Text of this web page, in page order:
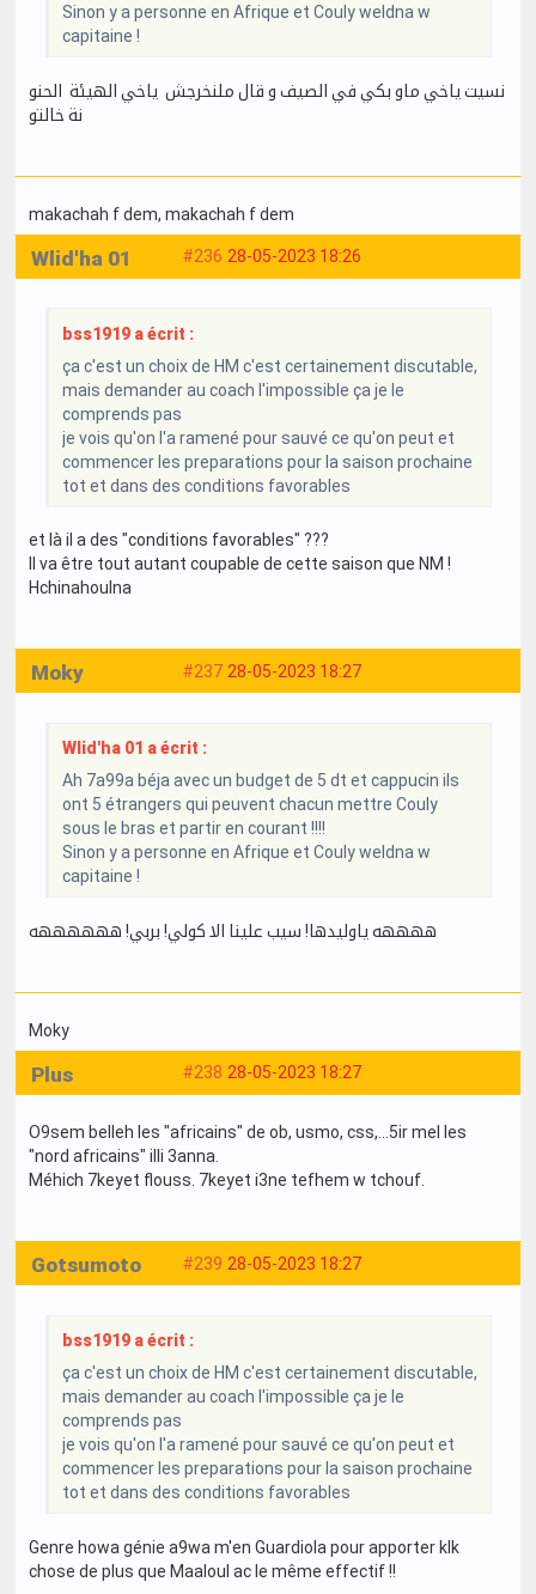
Sinon y a personne en Afrique et Couly weldna w
capitaine !
نسيت ياخي ماو بكي في الصيف و قال ملنخرجش ياخي الهيئة الحنو
نة خالتو
makachah f dem, makachah f dem
#236 28-05-2023 18:26
Wlid'ha 01
bss1919 a écrit :
ça c'est un choix de HM c'est certainement discutable,
mais demander au coach l'impossible ça je le
comprends pas
je vois qu'on l'a ramené pour sauvé ce qu'on peut et
commencer les preparations pour la saison prochaine
tot et dans des conditions favorables
et là il a des "conditions favorables" ???
Il va être tout autant coupable de cette saison que NM !
Hchinahoulna
#237 28-05-2023 18:27
Moky
Wlid'ha 01 a écrit :
Ah 7a99a béja avec un budget de 5 dt et cappucin ils
ont 5 étrangers qui peuvent chacun mettre Couly
sous le bras et partir en courant !!!!
Sinon y a personne en Afrique et Couly weldna w
capitaine !
ههههه ياوليدها! سيب علينا الا كولي! بربي! ههههههه
Moky
#238 28-05-2023 18:27
Plus
O9sem belleh les "africains" de ob, usmo, css,...5ir mel les
"nord africains" illi 3anna.
Méhich 7keyet flouss. 7keyet i3ne tefhem w tchouf.
#239 28-05-2023 18:27
Gotsumoto
bss1919 a écrit :
ça c'est un choix de HM c'est certainement discutable,
mais demander au coach l'impossible ça je le
comprends pas
je vois qu'on l'a ramené pour sauvé ce qu'on peut et
commencer les preparations pour la saison prochaine
tot et dans des conditions favorables
Genre howa génie a9wa m'en Guardiola pour apporter klk
chose de plus que Maaloul ac le même effectif !!